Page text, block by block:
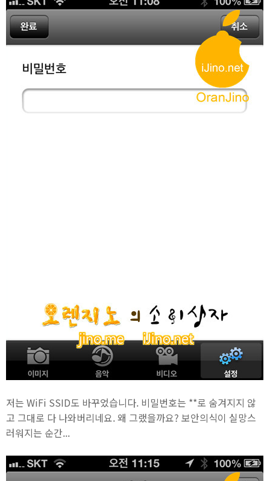
저는 WiFi SSID도 바꾸었습니다. 비밀번호는 **로 숨겨지지 않
고 그대로 다 나와버리네요. 왜 그랬을까요? 보안의식이 실망스
러워지는 순간...